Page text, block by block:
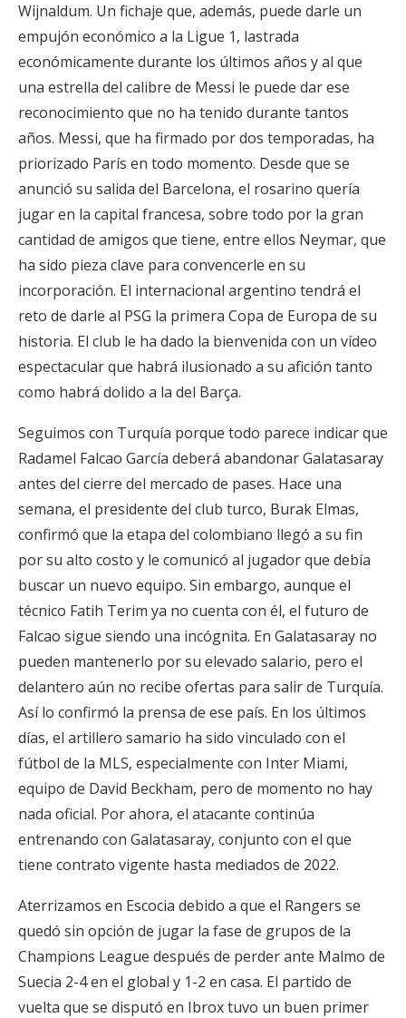
Wijnaldum. Un fichaje que, además, puede darle un
empujón económico a la Ligue 1, lastrada
económicamente durante los últimos años y al que
una estrella del calibre de Messi le puede dar ese
reconocimiento que no ha tenido durante tantos
años. Messi, que ha firmado por dos temporadas, ha
priorizado París en todo momento. Desde que se
anunció su salida del Barcelona, el rosarino quería
jugar en la capital francesa, sobre todo por la gran
cantidad de amigos que tiene, entre ellos Neymar, que
ha sido pieza clave para convencerle en su
incorporación. El internacional argentino tendrá el
reto de darle al PSG la primera Copa de Europa de su
historia. El club le ha dado la bienvenida con un vídeo
espectacular que habrá ilusionado a su afición tanto
como habrá dolido a la del Barça.
Seguimos con Turquía porque todo parece indicar que
Radamel Falcao García deberá abandonar Galatasaray
antes del cierre del mercado de pases. Hace una
semana, el presidente del club turco, Burak Elmas,
confirmó que la etapa del colombiano llegó a su fin
por su alto costo y le comunicó al jugador que debía
buscar un nuevo equipo. Sin embargo, aunque el
técnico Fatih Terim ya no cuenta con él, el futuro de
Falcao sigue siendo una incógnita. En Galatasaray no
pueden mantenerlo por su elevado salario, pero el
delantero aún no recibe ofertas para salir de Turquía.
Así lo confirmó la prensa de ese país. En los últimos
días, el artillero samario ha sido vinculado con el
fútbol de la MLS, especialmente con Inter Miami,
equipo de David Beckham, pero de momento no hay
nada oficial. Por ahora, el atacante continúa
entrenando con Galatasaray, conjunto con el que
tiene contrato vigente hasta mediados de 2022.
Aterrizamos en Escocia debido a que el Rangers se
quedó sin opción de jugar la fase de grupos de la
Champions League después de perder ante Malmo de
Suecia 2-4 en el global y 1-2 en casa. El partido de
vuelta que se disputó en Ibrox tuvo un buen primer